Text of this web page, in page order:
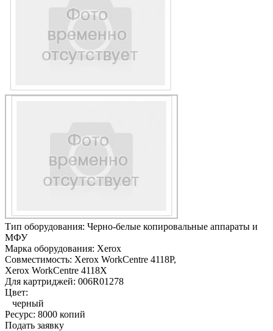
Тип оборудования: Черно-белые копировальные аппараты и
МФУ
Марка оборудования: Xerox
Совместимость: Xerox WorkCentre 4118P,
Xerox WorkCentre 4118X
Для картриджей: 006R01278
Цвет:
черный
Ресурс: 8000 копий
Подать заявку